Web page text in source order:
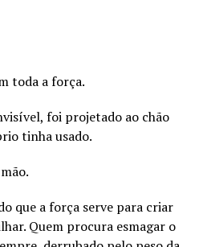
toda a força.
foi projetado ao chão
tinha usado.
que a força serve para criar
Quem procura esmagar o